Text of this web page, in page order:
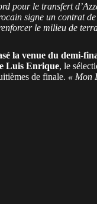
pour le transfert
signe un contrat
le milieu de
la venue du demi-
Luis Enrique, le
de finale. « Mon